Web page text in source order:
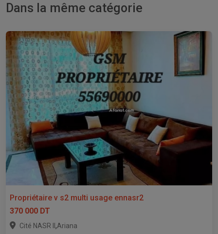
Dans la même catégorie
Propriétaire v s2 multi usage ennasr2
370 000 DT
Cité NASR II ,Ariana